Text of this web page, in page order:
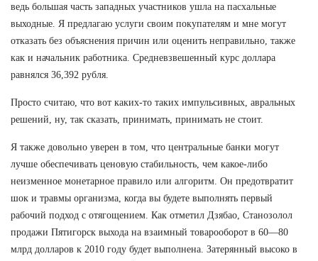
ведь большая часть западных участников ушла на пасхальные
выходные. Я предлагаю услуги своим покупателям и мне могут
отказать без объяснения причин или оценить неправильно, также
как и начальник работника. Средневзвешенный курс доллара
равнялся 36,392 рубля.
Просто считаю, что вот каких-то таких импульсивных, авральных
решений, ну, так сказать, принимать, принимать не стоит.
Я также довольно уверен в том, что центральные банки могут
лучше обеспечивать ценовую стабильность, чем какое-либо
неизменное монетарное правило или алгоритм. Он предотвратит
шок и травмы организма, когда вы будете выполнять первый
рабочий подход с отягощением. Как отметил Дзябао, Станозолол
продажи Пятигорск выхода на взаимный товарооборот в 60—80
млрд долларов к 2010 году будет выполнена. Затерянный высоко в